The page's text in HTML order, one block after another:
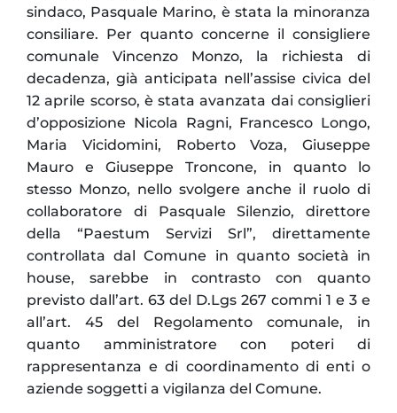
sindaco, Pasquale Marino, è stata la minoranza
consiliare. Per quanto concerne il consigliere
comunale Vincenzo Monzo, la richiesta di
decadenza, già anticipata nell’assise civica del
12 aprile scorso, è stata avanzata dai consiglieri
d’opposizione Nicola Ragni, Francesco Longo,
Maria Vicidomini, Roberto Voza, Giuseppe
Mauro e Giuseppe Troncone, in quanto lo
stesso Monzo, nello svolgere anche il ruolo di
collaboratore di Pasquale Silenzio, direttore
della “Paestum Servizi Srl”, direttamente
controllata dal Comune in quanto società in
house, sarebbe in contrasto con quanto
previsto dall’art. 63 del D.Lgs 267 commi 1 e 3 e
all’art. 45 del Regolamento comunale, in
quanto amministratore con poteri di
rappresentanza e di coordinamento di enti o
aziende soggetti a vigilanza del Comune.